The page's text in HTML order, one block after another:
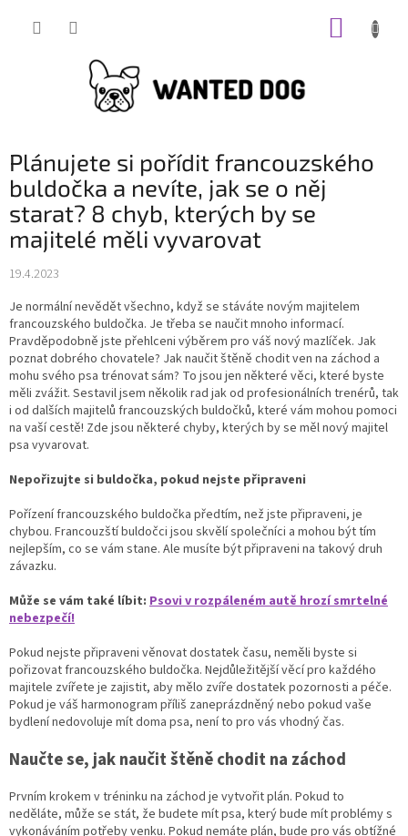
Plánujete si pořídit francouzského
buldočka a nevíte, jak se o něj
starat? 8 chyb, kterých by se
majitelé měli vyvarovat
19.4.2023
Je normální nevědět všechno, když se stáváte novým majitelem
francouzského buldočka. Je třeba se naučit mnoho informací.
Pravděpodobně jste přehlceni výběrem pro váš nový mazlíček. Jak
poznat dobrého chovatele? Jak naučit štěně chodit ven na záchod a
mohu svého psa trénovat sám? To jsou jen některé věci, které byste
měli zvážit. Sestavil jsem několik rad jak od profesionálních trenérů, tak
i od dalších majitelů francouzských buldočků, které vám mohou pomoci
na vaší cestě! Zde jsou některé chyby, kterých by se měl nový majitel
psa vyvarovat.
Nepořizujte si buldočka, pokud nejste připraveni
Pořízení francouzského buldočka předtím, než jste připraveni, je
chybou. Francouzští buldočci jsou skvělí společníci a mohou být tím
nejlepším, co se vám stane. Ale musíte být připraveni na takový druh
závazku.
Může se vám také líbit: Psovi v rozpáleném autě hrozí smrtelné
nebezpečí!
Pokud nejste připraveni věnovat dostatek času, neměli byste si
pořizovat francouzského buldočka. Nejdůležitější věcí pro každého
majitele zvířete je zajistit, aby mělo zvíře dostatek pozornosti a péče.
Pokud je váš harmonogram příliš zaneprázdněný nebo pokud vaše
bydlení nedovoluje mít doma psa, není to pro vás vhodný čas.
Naučte se, jak naučit štěně chodit na záchod
Prvním krokem v tréninku na záchod je vytvořit plán. Pokud to
neděláte, může se stát, že budete mít psa, který bude mít problémy s
vykonáváním potřeby venku. Pokud nemáte plán, bude pro vás obtížné